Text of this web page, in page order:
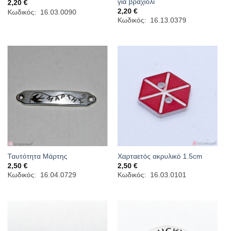
2,20 €
Κωδικός: 16.03.0090
για βραχιόλι
2,20 €
Κωδικός: 16.13.0379
Ταυτότητα Μάρτης
2,50 €
Κωδικός: 16.04.0729
Χαρταετός ακρυλικό 1.5cm
2,50 €
Κωδικός: 16.03.0101